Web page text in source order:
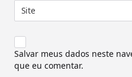
Site
Salvar meus dados neste
que eu comentar.